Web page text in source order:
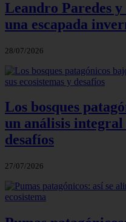
Leandro Paredes
una escapada
28/07/2026
Los bosques
un análisis integral
desafíos
27/07/2026